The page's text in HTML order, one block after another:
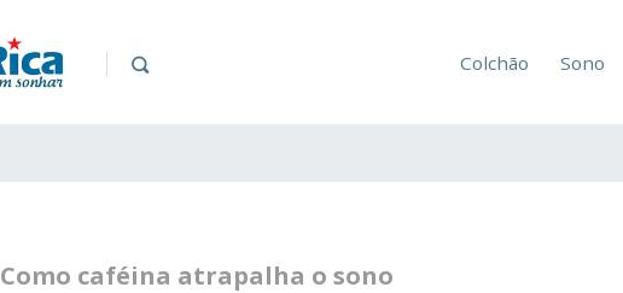
Colchão Sono
Como caféina atrapalha o sono